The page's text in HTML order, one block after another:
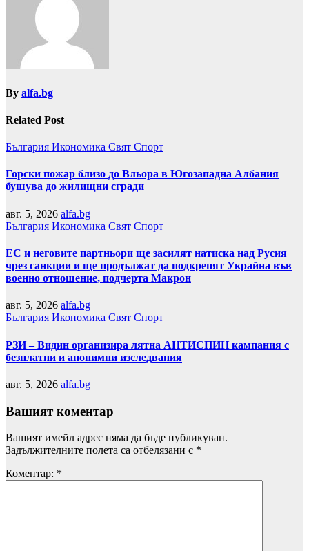
By alfa.bg
Related Post
България Икономика Свят Спорт
Горски пожар близо до Вльора в Югозападна Албания
бушува до жилищни сгради
авг. 5, 2026 alfa.bg
България Икономика Свят Спорт
ЕС и неговите партньори ще засилят натиска над Русия
чрез санкции и ще продължат да подкрепят Украйна във
военно отношение, подчерта Макрон
авг. 5, 2026 alfa.bg
България Икономика Свят Спорт
РЗИ – Видин организира лятна АНТИСПИН кампания с
безплатни и анонимни изследвания
авг. 5, 2026 alfa.bg
Вашият коментар
Вашият имейл адрес няма да бъде публикуван.
Задължителните полета са отбелязани с *
Коментар: *